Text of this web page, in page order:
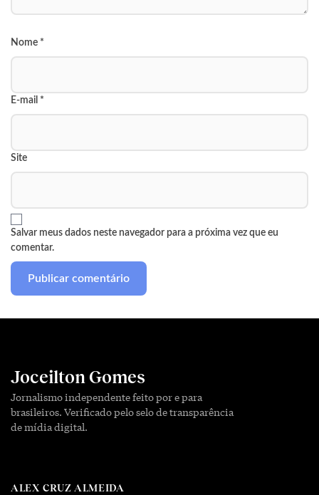
Nome *
E-mail *
Site
Salvar meus dados neste navegador para a próxima vez que eu
comentar.
Joceilton Gomes
Jornalismo independente feito por e para
brasileiros. Verificado pelo selo de transparência
de mídia digital.
ALEX CRUZ ALMEIDA